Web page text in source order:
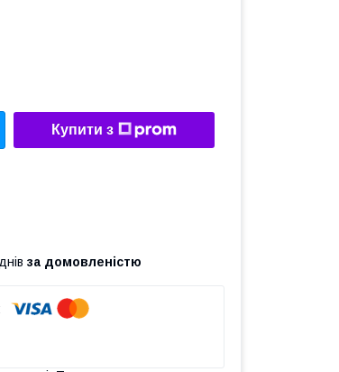
Купити з
за домовленістю